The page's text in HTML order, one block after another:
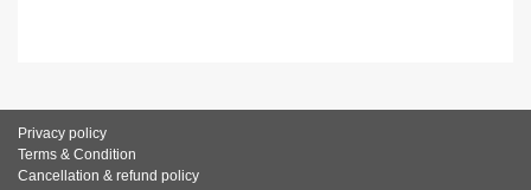
Privacy policy
Terms & Condition
Cancellation & refund policy